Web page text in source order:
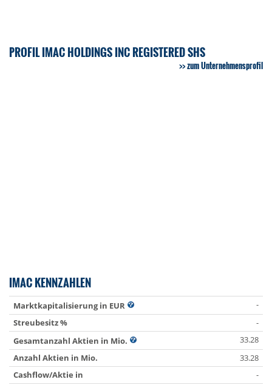
PROFIL IMAC HOLDINGS INC REGISTERED SHS
zum Unternehmensprofil
IMAC KENNZAHLEN
Marktkapitalisierung in EUR
-
Streubesitz %
-
Gesamtanzahl Aktien in Mio.
33.28
Anzahl Aktien in Mio.
33.28
Cashflow/Aktie in
-